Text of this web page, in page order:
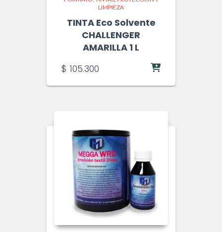
LIMPIEZA
TINTA Eco Solvente
CHALLENGER
AMARILLA 1 L
$ 105.300